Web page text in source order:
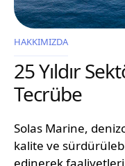
HAKKIMIZDA
25 Yıldır
Tecrübe
Solas Marine,
kalite ve